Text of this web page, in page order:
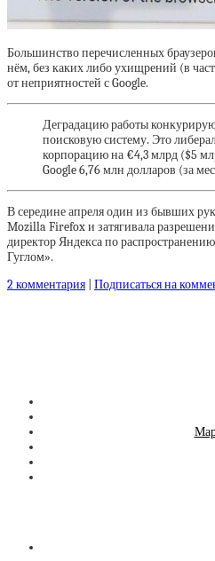
Большинство перечисленных
нём, без каких либо ухищрений (в
от неприятностей с Google.
Деградацию работы
поисковую систему. Это
корпорацию на €4,3 млрд ($5
Google 6,76 млн долларов (за
В середине апреля один из бывших
Mozilla Firefox и затягивала
директор Яндекса по
Гуглом».
2 комментария Подписаться на